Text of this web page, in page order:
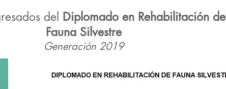
del Diplomado en Rehabilitación de
Fauna Silvestre
Generación 2019